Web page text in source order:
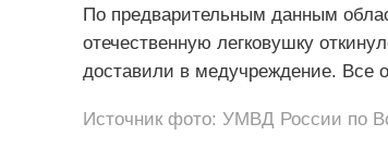
По предварительным данным
отечественную легковушку
доставили в медучреждение. Все
Источник фото: УМВД России по